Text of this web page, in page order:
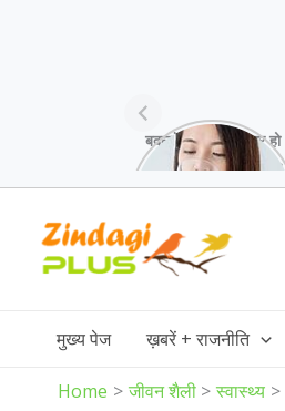
बदलते मौसम में अक्सर हो
जाती है गले में खराश,
content
मुख्य पेज ख़बरें + राजनीति
Home जीवन शैली स्वास्थ्य